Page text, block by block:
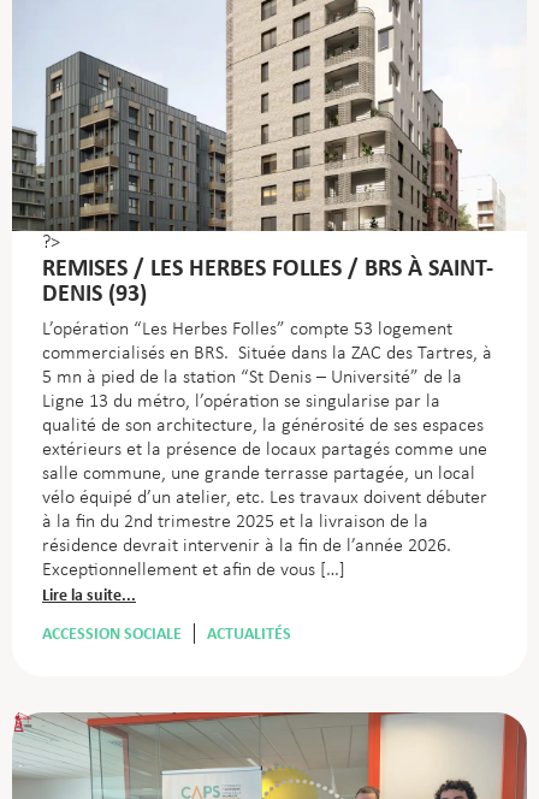
?>
REMISES / LES HERBES FOLLES / BRS À SAINT-
DENIS (93)
L’opération “Les Herbes Folles” compte 53 logement
commercialisés en BRS. Située dans la ZAC des Tartres, à
5 mn à pied de la station “St Denis – Université” de la
Ligne 13 du métro, l’opération se singularise par la
qualité de son architecture, la générosité de ses espaces
extérieurs et la présence de locaux partagés comme une
salle commune, une grande terrasse partagée, un local
vélo équipé d’un atelier, etc. Les travaux doivent débuter
à la fin du 2nd trimestre 2025 et la livraison de la
résidence devrait intervenir à la fin de l’année 2026.
Exceptionnellement et afin de vous […]
Lire la suite...
ACCESSION SOCIALE
ACTUALITÉS